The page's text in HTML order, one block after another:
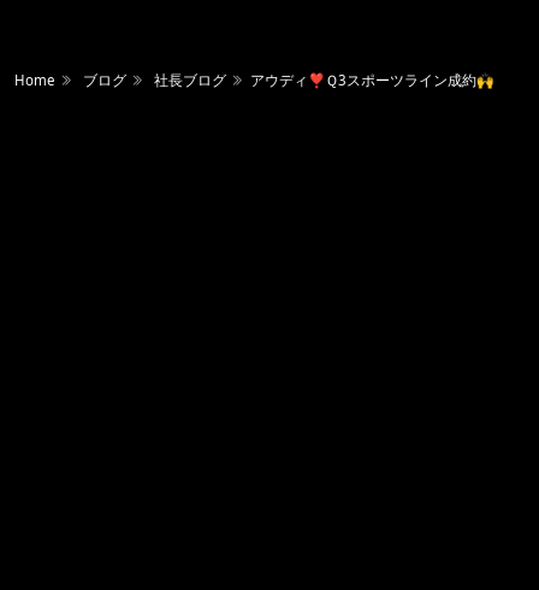
Home ブログ 社長ブログ アウディ❣️Ｑ3スポーツライン成約🙌